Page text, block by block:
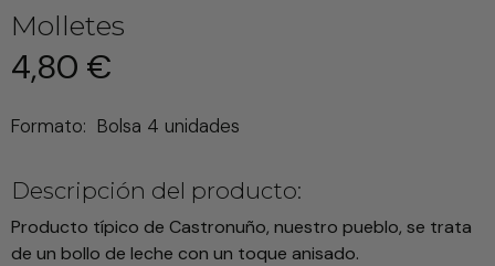
Molletes
4,80 €
Formato: Bolsa 4 unidades
Descripción del producto:
Producto típico de Castronuño, nuestro pueblo, se trata
de un bollo de leche con un toque anisado.